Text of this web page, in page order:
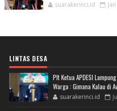
suarakerinci.id
LINTAS DESA
Plt Ketua APDESI
Warga : Gimana Kalau di
suarakerinci.id